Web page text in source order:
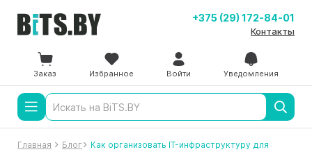
+375 (29) 172-84-01
Контакты
Заказ Избранное Войти Уведомления
Главная Блог
Как организовать IT-инфраструктуру для